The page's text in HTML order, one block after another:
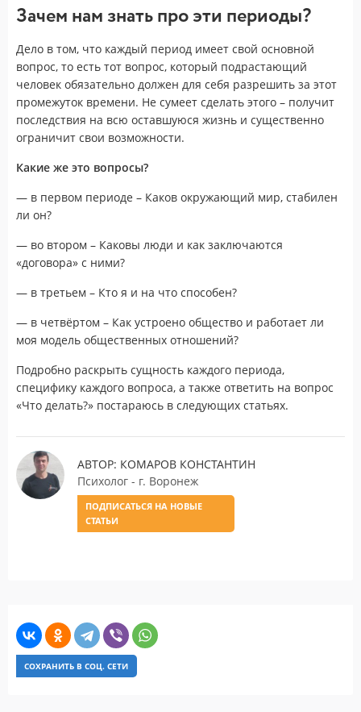
Зачем нам знать про эти периоды?
Дело в том, что каждый период имеет свой основной
вопрос, то есть тот вопрос, который подрастающий
человек обязательно должен для себя разрешить за этот
промежуток времени. Не сумеет сделать этого – получит
последствия на всю оставшуюся жизнь и существенно
ограничит свои возможности.
Какие же это вопросы?
— в первом периоде – Каков окружающий мир, стабилен
ли он?
— во втором – Каковы люди и как заключаются
«договора» с ними?
— в третьем – Кто я и на что способен?
— в четвёртом – Как устроено общество и работает ли
моя модель общественных отношений?
Подробно раскрыть сущность каждого периода,
специфику каждого вопроса, а также ответить на вопрос
«Что делать?» постараюсь в следующих статьях.
АВТОР: КОМАРОВ КОНСТАНТИН
Психолог - г. Воронеж
ПОДПИСАТЬСЯ НА НОВЫЕ
СТАТЬИ
СОХРАНИТЬ В СОЦ. СЕТИ